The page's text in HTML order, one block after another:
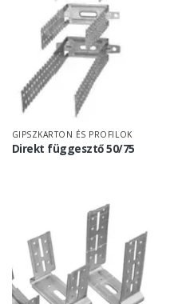
GIPSZKARTON ÉS PROFILOK
Direkt függesztő 50/75